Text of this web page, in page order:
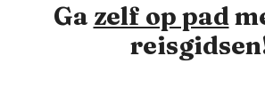
Ga zelf op pad